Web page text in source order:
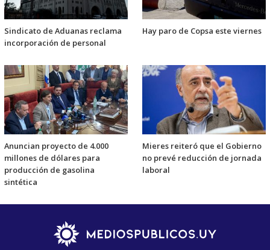
Sindicato de Aduanas reclama
incorporación de personal
Hay paro de Copsa este viernes
Anuncian proyecto de 4.000
millones de dólares para
producción de gasolina
sintética
Mieres reiteró que el Gobierno
no prevé reducción de jornada
laboral